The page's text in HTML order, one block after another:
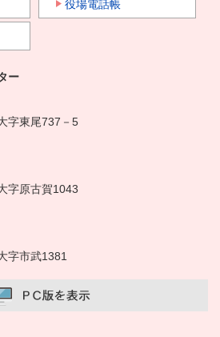
役場電話帳
ー
字東尾737－5
字原古賀1043
字市武1381